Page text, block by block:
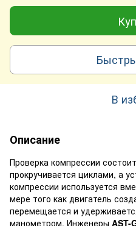
В
Описание
Проверка компрессии
прокручивается циклами, а
компрессии используется
мере того как двигатель
перемещается и
манометром. Инженеры AST-